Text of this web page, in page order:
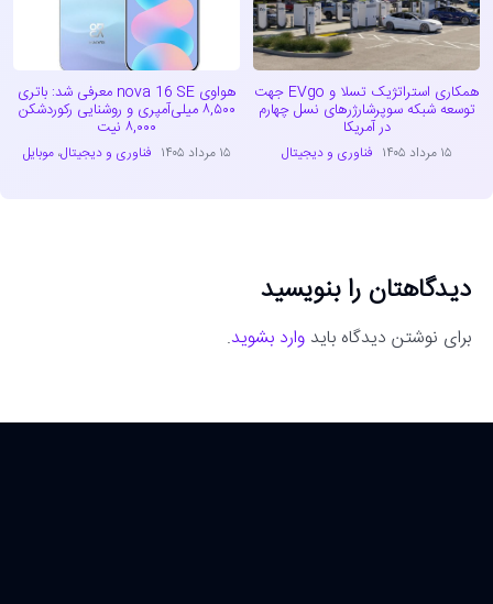
همکاری استراتژیک تسلا و EVgo جهت
توسعه شبکه سوپرشارژرهای نسل چهارم
در آمریکا
۱۵ مرداد ۱۴۰۵ فناوری و دیجیتال
هواوی nova 16 SE معرفی شد: باتری
۸,۵۰۰ میلی‌آمپری و روشنایی رکوردشکن
۸,۰۰۰ نیت
۱۵ مرداد ۱۴۰۵ فناوری و دیجیتال،موبایل
دیدگاهتان را بنویسید
برای نوشتن دیدگاه باید وارد بشوید.